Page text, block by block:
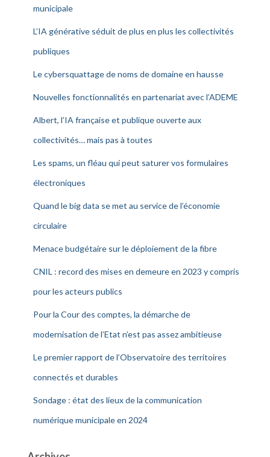
municipale
L’IA générative séduit de plus en plus les collectivités
publiques
Le cybersquattage de noms de domaine en hausse
Nouvelles fonctionnalités en partenariat avec l’ADEME
Albert, l’IA française et publique ouverte aux
collectivités… mais pas à toutes
Les spams, un fléau qui peut saturer vos formulaires
électroniques
Quand le big data se met au service de l’économie
circulaire
Menace budgétaire sur le déploiement de la fibre
CNIL : record des mises en demeure en 2023 y compris
pour les acteurs publics
Pour la Cour des comptes, la démarche de
modernisation de l’Etat n’est pas assez ambitieuse
Le premier rapport de l’Observatoire des territoires
connectés et durables
Sondage : état des lieux de la communication
numérique municipale en 2024